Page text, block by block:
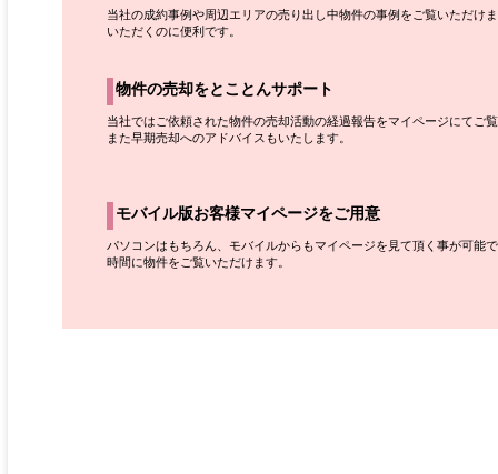
当社の成約事例や周辺エリアの売り出し中物件の事例をご覧いただけ
いただくのに便利です。
物件の売却をとことんサポート
当社ではご依頼された物件の売却活動の経過報告をマイページにてご
また早期売却へのアドバイスもいたします。
モバイル版お客様マイページをご用意
パソコンはもちろん、モバイルからもマイページを見て頂く事が可能
時間に物件をご覧いただけます。